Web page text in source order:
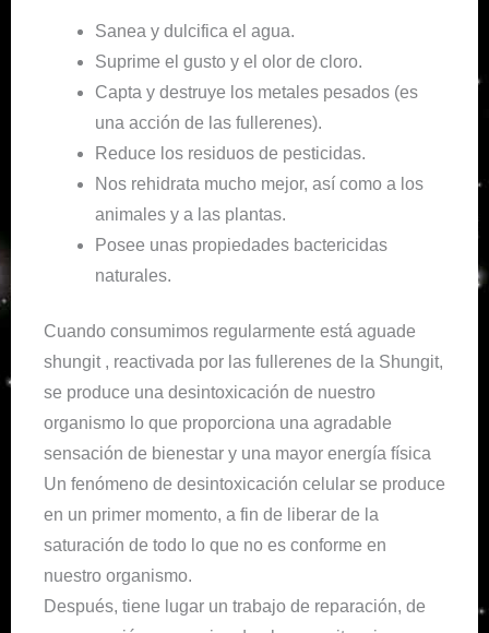
Sanea y dulcifica el agua.
Suprime el gusto y el olor de cloro.
Capta y destruye los metales pesados (es
una acción de las fullerenes).
Reduce los residuos de pesticidas.
Nos rehidrata mucho mejor, así como a los
animales y a las plantas.
Posee unas propiedades bactericidas
naturales.
Cuando consumimos regularmente está aguade
shungit , reactivada por las fullerenes de la Shungit,
se produce una desintoxicación de nuestro
organismo lo que proporciona una agradable
sensación de bienestar y una mayor energía física
Un fenómeno de desintoxicación celular se produce
en un primer momento, a fin de liberar de la
saturación de todo lo que no es conforme en
nuestro organismo.
Después, tiene lugar un trabajo de reparación, de